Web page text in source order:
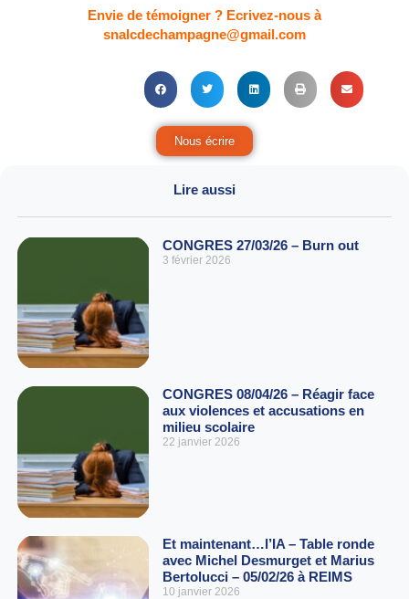
Envie de témoigner ? Ecrivez-nous à
snalcdechampagne@gmail.com
Nous écrire
Lire aussi
CONGRES 27/03/26 – Burn out
3 février 2026
CONGRES 08/04/26 – Réagir face
aux violences et accusations en
milieu scolaire
22 janvier 2026
Et maintenant…l’IA – Table ronde
avec Michel Desmurget et Marius
Bertolucci – 05/02/26 à REIMS
10 janvier 2026